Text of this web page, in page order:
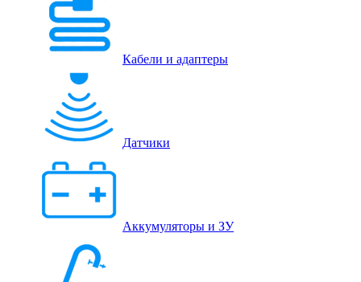
Кабели и адаптеры
Датчики
Аккумуляторы и ЗУ